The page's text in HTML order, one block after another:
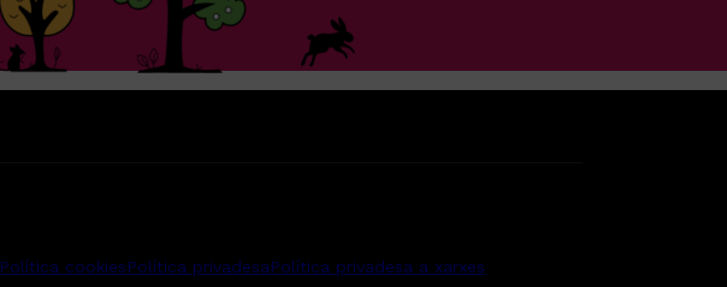
Política cookiesPolítica privadesaPolítica privadesa a xarxes